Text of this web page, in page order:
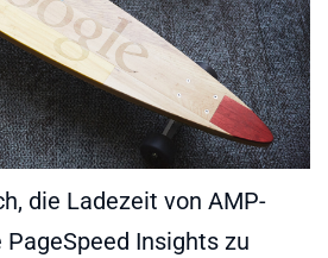
die Ladezeit von AMP-
Insights zu